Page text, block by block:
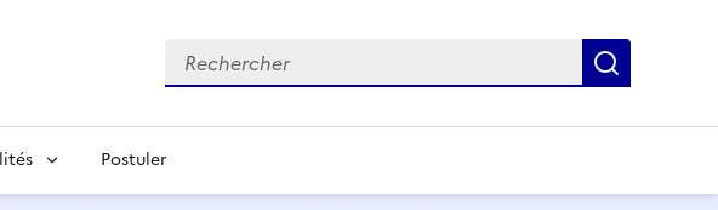
Rechercher
Postuler